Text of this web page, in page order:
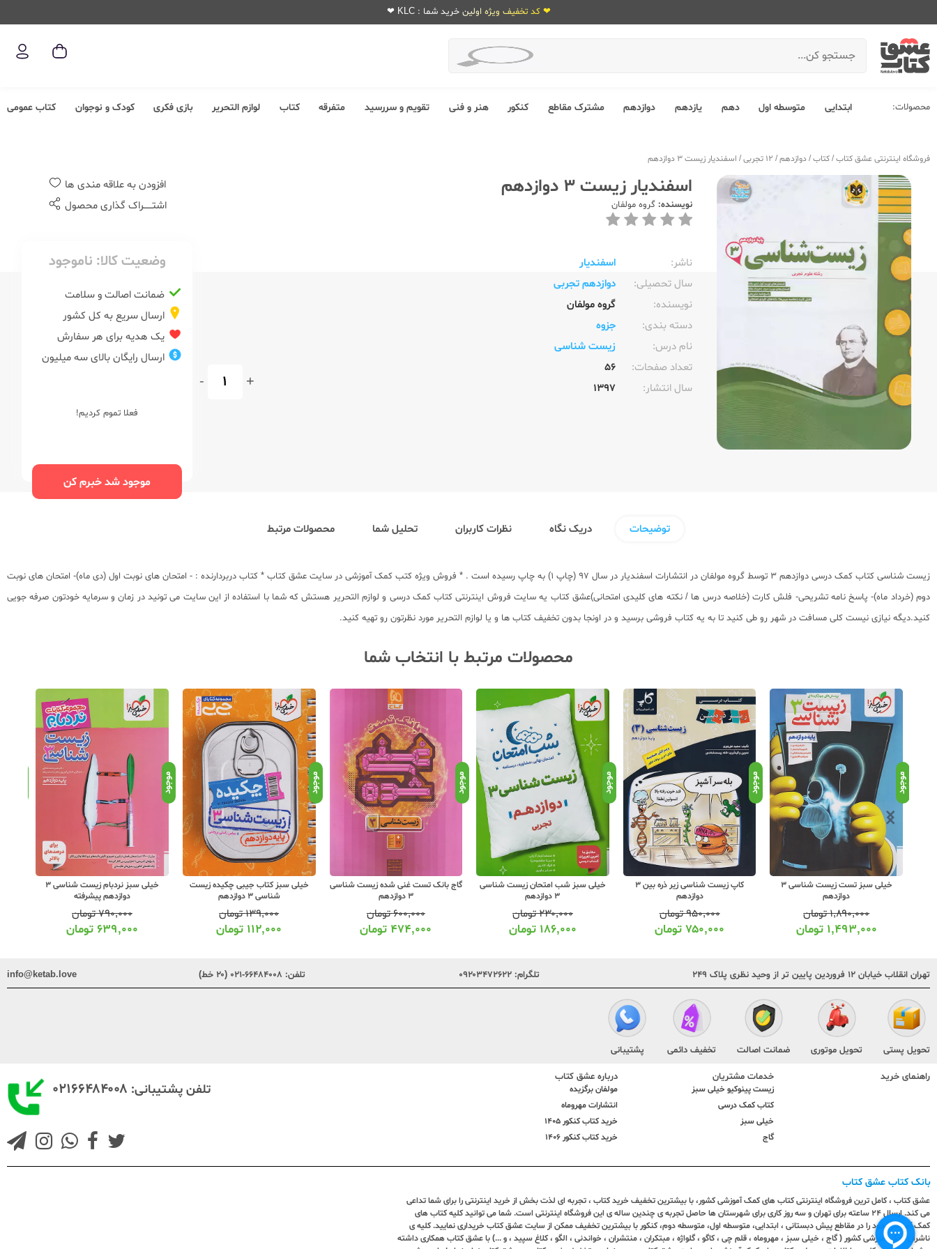
❤ کد تخفیف ویژه اولین خرید شما : KLC ❤
محصولات: ابتدایی متوسطه اول دهم یازدهم دوازدهم مشترک مقاطع کنکور هنر و فنی تقویم و سررسید متفرقه کتاب لوازم التحریر بازی فکری کودک و نوجوان کتاب عمومی
فروشگاه اینترنتی عشق کتاب/کتاب/دوازدهم/ 12 تجربی / اسفندیار زیست 3 دوازدهم
اسفندیار زیست 3 دوازدهم
نویسنده: گروه مولفان
ناشر:‌
اسفندیار
سال تحصیلی:‌
دوازدهم تجربی
نویسنده:‌
گروه مولفان
دسته بندی:
جزوه
نام درس:
زیست شناسی
تعداد صفحات:‌
56
سال انتشار:‌
1397
+
-
افزودن به علاقه مندی ها
اشتــــــراک گذاری محصول
وضعیت کالا: ناموجود
ضمانت اصالت و سلامت
ارسال سریع به کل کشور
یک هدیه برای هر سفارش
ارسال رایگان بالای سه میلیون
فعلا تموم کردیم!
موجود شد خبرم کن
توضیحات دریک نگاه نظرات کاربران تحلیل شما محصولات مرتبط
زیست شناسی کتاب کمک درسی دوازدهم
3 توسط گروه مولفان در انتشارات اسفندیار در سال 97 (چاپ 1) به چاپ رسیده است . * فروش ویژه کتب کمک آموزشی در سایت عشق کتاب * کتاب دربردارنده : - امتحان های نوبت اول (دی ماه)- امتحان های نوبت
دوم (خرداد ماه)- پاسخ نامه تشریحی- فلش کارت (خلاصه درس ها / نکته های کلیدی امتحانی)عشق کتاب یه سایت فروش اینترنتی کتاب کمک درسی و لوازم التحریر هستش که شما با استفاده از این سایت می تونید در زمان و سرمایه خودتون صرفه جویی
کنید.دیگه نیازی نیست کلی مسافت در شهر رو طی کنید تا به یه کتاب فروشی برسید و در اونجا بدون تخفیف کتاب ها و یا لوازم التحریر مورد نظرتون رو تهیه کنید.
محصولات مرتبط با انتخاب شما
موجود
خیلی سبز تست زیست شناسی 3
دوازدهم
۱,۸۹۰,۰۰۰تومان
۱,۴۹۳,۰۰۰ تومان
موجود
کاپ زیست شناسی زیر ذره بین 3
دوازدهم
۹۵۰,۰۰۰تومان
۷۵۰,۰۰۰تومان
موجود
خیلی سبز شب امتحان زیست شناسی
3 دوازدهم
۲۳۰,۰۰۰تومان
۱۸۶,۰۰۰ تومان
موجود
گاج بانک تست غنی شده زیست شناسی
3 دوازدهم
۶۰۰,۰۰۰تومان
۴۷۴,۰۰۰ تومان
موجود
خیلی سبز کتاب جیبی چکیده زیست
شناسی 3 دوازدهم
۱۳۹,۰۰۰تومان
۱۱۲,۰۰۰ تومان
موجود
خیلی سبز نردبام زیست شناسی 3
دوازدهم پیشرفته
۷۹۰,۰۰۰تومان
۶۳۹,۰۰۰تومان
تهران انقلاب خیابان ۱۲ فروردین پایین تر از وحید نظری پلاک ۲۴۹ تلگرام: ۰۹۲۰۳۴۷۲۶۲۲ تلفن: ۶۶۴۸۴۰۰۸-۰۲۱ (۲۰ خط) info@ketab.love
تحویل پستی تحویل موتوری ضمانت اصالت تخفیف دائمی پشتیبانی
راهنمای خرید خدمات مشتریان
زیست پینوکیو خیلی سبز
کتاب کمک درسی
خیلی سبز
گاج
درباره عشق کتاب
مولفان برگزیده
انتشارات مهروماه
خرید کتاب کنکور 1405
خرید کتاب کنکور 1406
تلفن پشتیبانی: ۰۲۱۶۶۴۸۴۰۰۸
بانک کتاب عشق کتاب
عشق کتاب ، کامل ترین فروشگاه اینترنتی کتاب های کمک آموزشی کشور، با بیشترین تخفیف خرید کتاب ، تجربه ای لذت بخش از خرید اینترنتی را برای شما تداعی
می کند. ارسال ٢٤ ساعته برای تهران و سه روز کاری برای شهرستان ها حاصل تجربه ی چندین ساله ی این فروشگاه اینترنتی است. شما می توانید کلیه کتاب های
کمک آموزشی خود را در مقاطع پیش دبستانی ، ابتدایی، متوسطه اول، متوسطه دوم، کنکور با بیشترین تخفیف ممکن از سایت عشق کتاب خریداری نمایید. کلیه ی
ناشران کمک آموزشی کشور ( گاج ، خیلی سبز ، مهروماه ، قلم چی ، کاگو ، گلواژه ، مبتکران ، منتشران ، خواندنی ، الگو ، کلاغ سپید ، و ...) با عشق کتاب همکاری داشته